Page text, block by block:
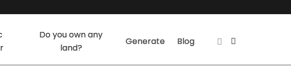
Do you own any
land?
Generate Blog